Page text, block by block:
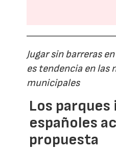
Jugar sin barreras
es tendencia en las
municipales
Los
españoles
propuesta